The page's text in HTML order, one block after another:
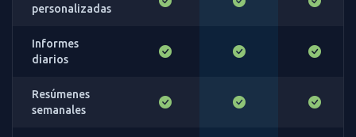
personalizadas
Informes
diarios
Resúmenes
semanales